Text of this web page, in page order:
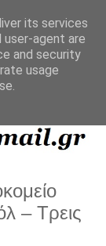
– Τρεις
its services
user-agent are
and security
usage